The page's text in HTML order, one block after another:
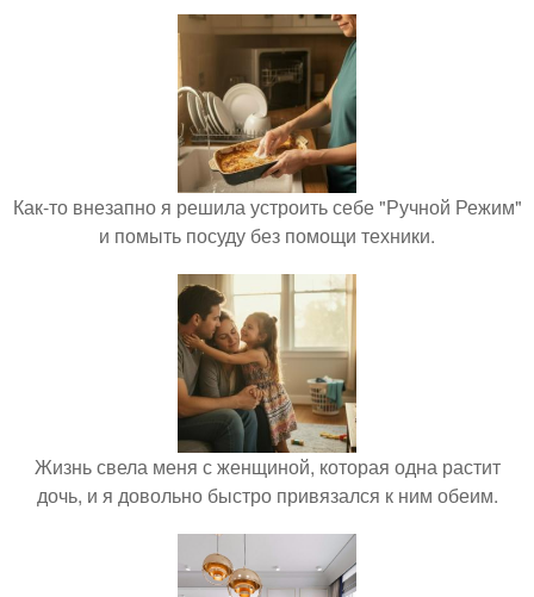
Как-то внезапно я решила устроить себе "Ручной Режим"
и помыть посуду без помощи техники.
Жизнь свела меня с женщиной, которая одна растит
дочь, и я довольно быстро привязался к ним обеим.